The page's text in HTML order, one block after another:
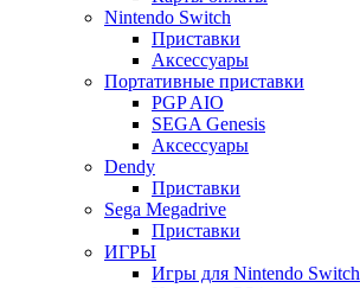
Nintendo Switch
Приставки
Аксессуары
Портативные приставки
PGP AIO
SEGA Genesis
Аксессуары
Dendy
Приставки
Sega Megadrive
Приставки
ИГРЫ
Игры для Nintendo Switch